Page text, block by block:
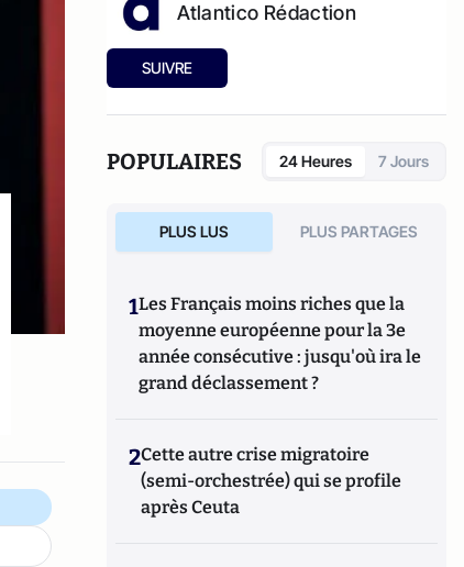
Atlantico Rédaction
SUIVRE
POPULAIRES 24 Heures 7 Jours
PLUS LUS PLUS PARTAGES
1Les Français moins riches que la
moyenne européenne pour la 3e
année consécutive : jusqu'où ira le
grand déclassement ?
2Cette autre crise migratoire
(semi-orchestrée) qui se profile
après Ceuta